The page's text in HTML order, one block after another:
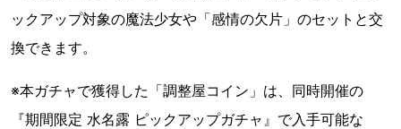
ックアップ対象の魔法少女や「感情の欠片」のセットと交
換できます。
※本ガチャで獲得した「調整屋コイン」は、同時開催の
『期間限定 水名露 ピックアップガチャ』で入手可能な